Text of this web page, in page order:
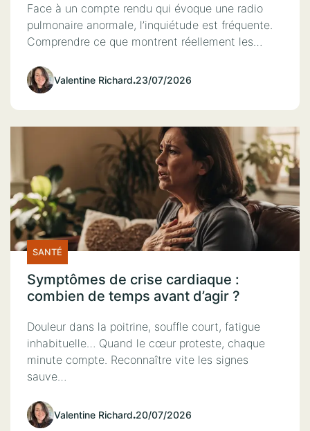
Face à un compte rendu qui évoque une radio
pulmonaire anormale, l’inquiétude est fréquente.
Comprendre ce que montrent réellement les…
Valentine Richard.23/07/2026
SANTÉ
Symptômes de crise cardiaque :
combien de temps avant d’agir ?
Douleur dans la poitrine, souffle court, fatigue
inhabituelle… Quand le cœur proteste, chaque
minute compte. Reconnaître vite les signes
sauve…
Valentine Richard.20/07/2026